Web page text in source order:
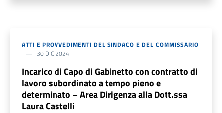
ATTI E PROVVEDIMENTI DEL SINDACO E DEL COMMISSARIO
30 DIC 2024
Incarico di Capo di Gabinetto con contratto di
lavoro subordinato a tempo pieno e
determinato – Area Dirigenza alla Dott.ssa
Laura Castelli